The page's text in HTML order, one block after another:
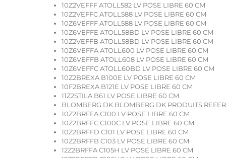
10Z2VEFFF ATOLL582 LV POSE LIBRE 60 CM
10Z2VEFFC ATOLL588 LV POSE LIBRE 60 CM
10Z6VEFFF ATOLL588 LV POSE LIBRE 60 CM
10Z6VEFFE ATOLL58BD LV POSE LIBRE 60 CM
10Z2VEFFB ATOLL58BD LV POSE LIBRE 60 CM
10Z6VEFFA ATOLL600 LV POSE LIBRE 60 CM
10Z6VEFFB ATOLL608 LV POSE LIBRE 60 CM
10Z6VEFFC ATOLL60BD LV POSE LIBRE 60 CM
10Z2BREXA B100E LV POSE LIBRE 60 CM
10F2BREXA B121E LV POSE LIBRE 60 CM
11Z2STILA B61 LV POSE LIBRE 60 CM
BLOMBERG DK BLOMBERG DK PRODUITS
10Z2BRFFA C100 LV POSE LIBRE 60 CM
10Z2BRFFC C100C LV POSE LIBRE 60 CM
10Z2BRFFD C101 LV POSE LIBRE 60 CM
10Z2BRFFB C103 LV POSE LIBRE 60 CM
12Z2BRFFA C105H LV POSE LIBRE 60 CM